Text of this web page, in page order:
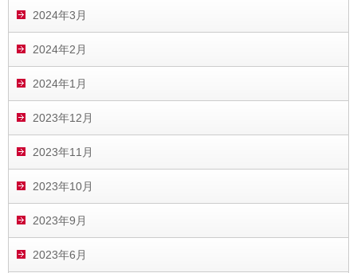
2024年3月
2024年2月
2024年1月
2023年12月
2023年11月
2023年10月
2023年9月
2023年6月